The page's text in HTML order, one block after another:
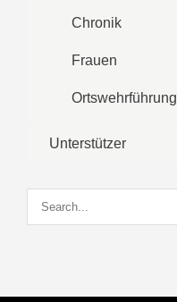
Chronik
Frauen
Ortswehrführung
Unterstützer